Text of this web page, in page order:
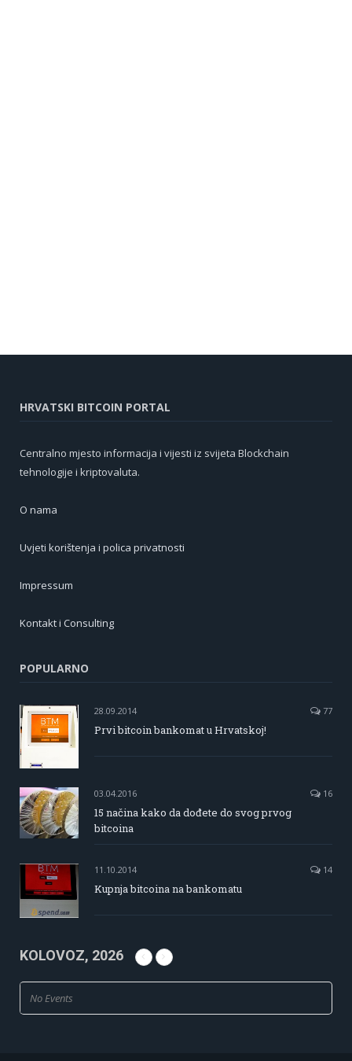
HRVATSKI BITCOIN PORTAL
Centralno mjesto informacija i vijesti iz svijeta Blockchain
tehnologije i kriptovaluta.
O nama
Uvjeti korištenja i polica privatnosti
Impressum
Kontakt i Consulting
POPULARNO
28.09.2014 77
Prvi bitcoin bankomat u Hrvatskoj!
03.04.2016 16
15 načina kako da dođete do svog prvog
bitcoina
11.10.2014 14
Kupnja bitcoina na bankomatu
KOLOVOZ, 2026
No Events